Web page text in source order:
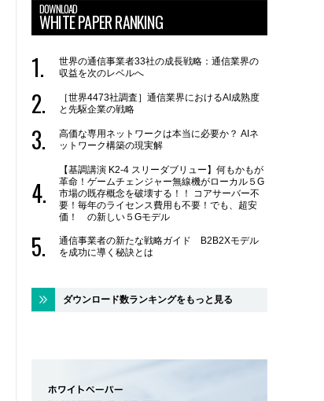
DOWNLOAD
WHITE PAPER RANKING
世界の通信事業者33社の成長戦略：通信業界の
収益を次のレベルへ
［世界4473社調査］通信業界におけるAI成熟度
と先駆企業の戦略
高価な専用ネットワークは本当に必要か？ AIネ
ットワーク構築の現実解
【基調講演 K2-4 スリーダブリュー】何もかもが
革命！ゲームチェンジャー無線機がローカル５G
市場の既存概念を破壊する！！ コアサーバー不
要！毎年のライセンス費用も不要！でも、超安
価！ の新しい５Gモデル
通信事業者の新たな戦略ガイド B2B2Xモデル
を成功に導く秘訣とは
ダウンロード数ランキングをもっと見る